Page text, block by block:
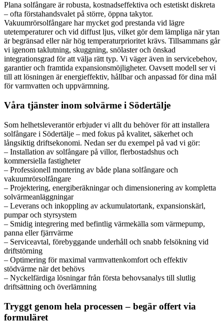
Plana solfångare är robusta, kostnadseffektiva och estetiskt diskreta
– ofta förstahandsvalet på större, öppna takytor.
Vakuumrörsolfångare har mycket god prestanda vid lägre
utetemperaturer och vid diffust ljus, vilket gör dem lämpliga när ytan
är begränsad eller när hög temperaturprioritet krävs. Tillsammans går
vi igenom taklutning, skuggning, snölaster och önskad
integrationsgrad för att välja rätt typ. Vi väger även in servicebehov,
garantier och framtida expansionsmöjligheter. Oavsett modell ser vi
till att lösningen är energieffektiv, hållbar och anpassad för dina mål
för varmvatten och uppvärmning.
Våra tjänster inom solvärme i Södertälje
Som helhetsleverantör erbjuder vi allt du behöver för att installera
solfångare i Södertälje – med fokus på kvalitet, säkerhet och
långsiktig driftsekonomi. Nedan ser du exempel på vad vi gör:
– Installation av solfångare på villor, flerbostadshus och
kommersiella fastigheter
– Professionell montering av både plana solfångare och
vakuumrörsolfångare
– Projektering, energiberäkningar och dimensionering av kompletta
solvärmeanläggningar
– Leverans och inkoppling av ackumulatortank, expansionskärl,
pumpar och styrsystem
– Smidig integrering med befintlig värmekälla som värmepump,
panna eller fjärrvärme
– Serviceavtal, förebyggande underhåll och snabb felsökning vid
driftstörning
– Optimering för maximal varmvattenkomfort och effektiv
stödvärme när det behövs
– Nyckelfärdiga lösningar från första behovsanalys till slutlig
driftsättning och överlämning
Tryggt genom hela processen – begär offert via
formuläret